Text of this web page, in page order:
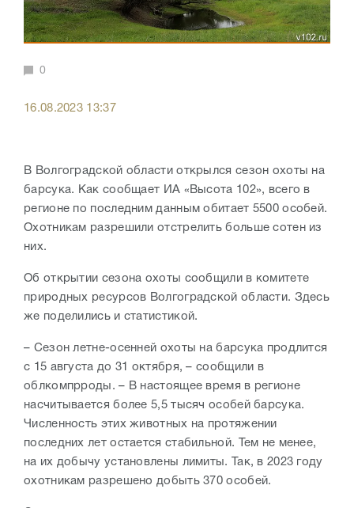
0
16.08.2023 13:37
В Волгоградской области открылся сезон охоты на
барсука. Как сообщает ИА «Высота 102», всего в
регионе по последним данным обитает 5500 особей.
Охотникам разрешили отстрелить больше сотен из
них.
Об открытии сезона охоты сообщили в комитете
природных ресурсов Волгоградской области. Здесь
же поделились и статистикой.
– Сезон летне-осенней охоты на барсука продлится
с 15 августа до 31 октября, – сообщили в
облкомпрроды. – В настоящее время в регионе
насчитывается более 5,5 тысяч особей барсука.
Численность этих животных на протяжении
последних лет остается стабильной. Тем не менее,
на их добычу установлены лимиты. Так, в 2023 году
охотникам разрешено добыть 370 особей.